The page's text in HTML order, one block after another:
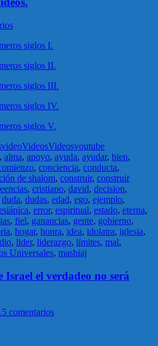
siglos I.
siglos II.
siglos III.
siglos IV.
siglos V.
videoVideosVideosyoutube
, alma, apoyo, ayuda, ayudar, bien,
, conciencia, conducta,
de shalom, construir, construir
, cristiano, david, decision,
duda, dudas, edad, ego, ejemplo,
, error, espiritual, estado, eterna,
, fiel, ganancias, gente, gobierno,
, hogar, honra, idea, idolatra, iglesia,
, lider, liderazgo, límites, mal,
Universales, mashiaj
Israel el verdadeo no será
comentarios